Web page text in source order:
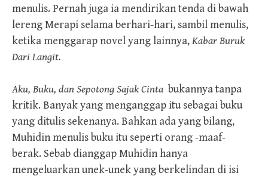
menulis. Pernah juga ia mendirikan tenda di bawah
lereng Merapi selama berhari-hari, sambil menulis,
ketika menggarap novel yang lainnya,Kabar Buruk
Dari Langit.
Aku, Buku, dan Sepotong SajakCinta bukannya tanpa
kritik. Banyak yang menganggap itu sebagai buku
yang ditulis sekenanya. Bahkan ada yang bilang,
Muhidin menulis buku itu seperti orang -maaf-
berak. Sebab dianggap Muhidin hanya
mengeluarkan unek-unek yang berkelindan di isi